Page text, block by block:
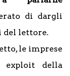
di dargli
del lettore.
le imprese
exploit della